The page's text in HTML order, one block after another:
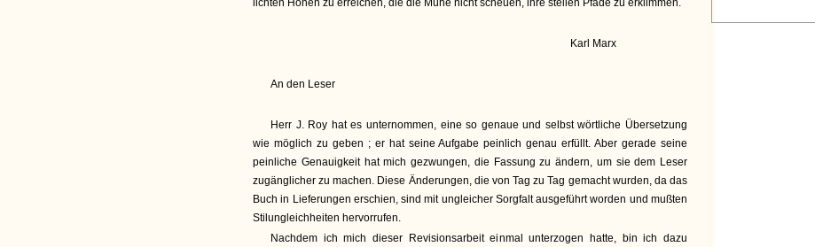
lichten Höhen zu erreichen, die die Mühe nicht scheuen, ihre steilen Pfade zu erklimmen.
Karl Marx
An den Leser
Herr J. Roy hat es unternommen, eine so genaue und selbst wörtliche Übersetzung
wie möglich zu geben ; er hat seine Aufgabe peinlich genau erfüllt. Aber gerade seine
peinliche Genauigkeit hat mich gezwungen, die Fassung zu ändern, um sie dem Leser
zugänglicher zu machen. Diese Änderungen, die von Tag zu Tag gemacht wurden, da das
Buch in Lieferungen erschien, sind mit ungleicher Sorgfalt ausgeführt worden und mußten
Stilungleichheiten hervorrufen.
Nachdem ich mich dieser Revisionsarbeit einmal unterzogen hatte, bin ich dazu